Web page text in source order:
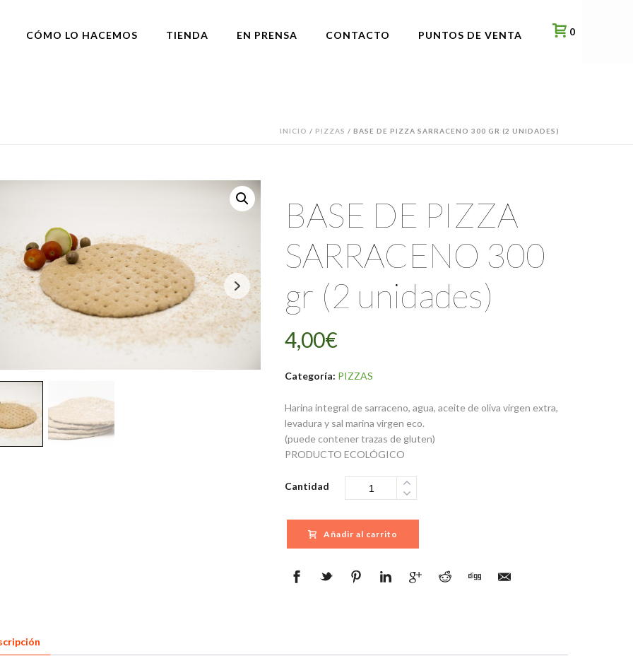
CÓMO LO HACEMOS TIENDA EN PRENSA CONTACTO PUNTOS DE VENTA 0
INICIO / PIZZAS / BASE DE PIZZA SARRACENO 300 GR (2 UNIDADES)
BASE DE PIZZA
SARRACENO 300
gr (2 unidades)
4,00€
Categoría: PIZZAS
Harina integral de sarraceno, agua, aceite de oliva virgen extra,
levadura y sal marina virgen eco.
(puede contener trazas de gluten)
PRODUCTO ECOLÓGICO
Cantidad
Añadir al carrito